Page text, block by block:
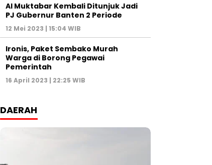
Al Muktabar Kembali Ditunjuk Jadi
PJ Gubernur Banten 2 Periode
12 Mei 2023 | 15:04 WIB
Ironis, Paket Sembako Murah
Warga di Borong Pegawai
Pemerintah
16 April 2023 | 22:25 WIB
DAERAH